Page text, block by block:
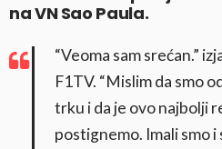
na VN Sao Paula.
“Veoma sam srećan.”
F1TV. “Mislim da smo
trku i da je ovo najbolji
postignemo. Imali smo